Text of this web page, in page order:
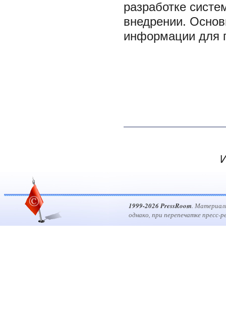
разработке
внедрении.
информации для
1999-2026 PressRoom.
однако, при перепечатке пресс-